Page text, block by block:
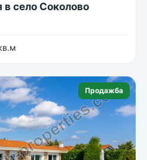
в село Соколово
Продажба